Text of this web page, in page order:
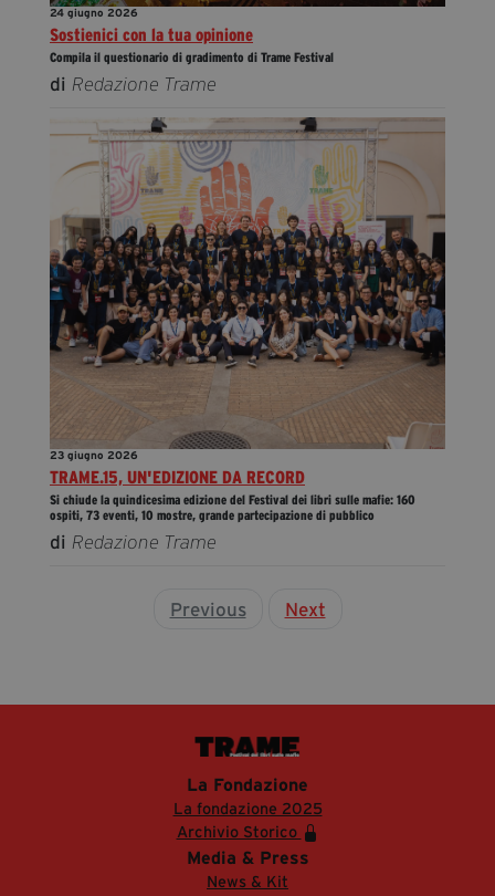
24 giugno 2026
Sostienici con la tua opinione
Compila il questionario di gradimento di Trame Festival
di Redazione Trame
23 giugno 2026
TRAME.15, UN'EDIZIONE DA RECORD
Si chiude la quindicesima edizione del Festival dei libri sulle mafie: 160
ospiti, 73 eventi, 10 mostre, grande partecipazione di pubblico
di Redazione Trame
Previous Next
La Fondazione
La fondazione 2025
Archivio Storico
Media & Press
News & Kit